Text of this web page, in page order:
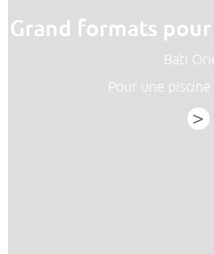
Grand formats
Bati
Pour une
>